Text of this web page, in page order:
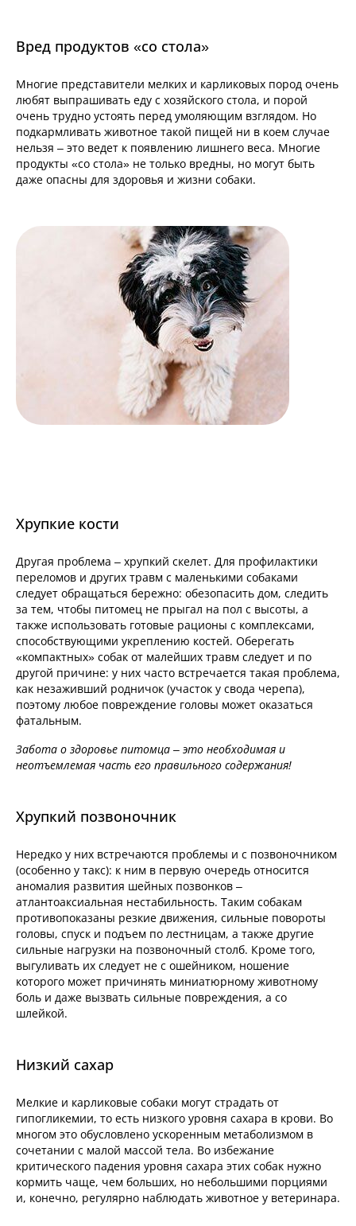
Вред продуктов «со стола»
Многие представители мелких и карликовых пород очень
любят выпрашивать еду с хозяйского стола, и порой
очень трудно устоять перед умоляющим взглядом. Но
подкармливать животное такой пищей ни в коем случае
нельзя – это ведет к появлению лишнего веса. Многие
продукты «со стола» не только вредны, но могут быть
даже опасны для здоровья и жизни собаки.
Хрупкие кости
Другая проблема – хрупкий скелет. Для профилактики
переломов и других травм с маленькими собаками
следует обращаться бережно: обезопасить дом, следить
за тем, чтобы питомец не прыгал на пол с высоты, а
также использовать готовые рационы с комплексами,
способствующими укреплению костей. Оберегать
«компактных» собак от малейших травм следует и по
другой причине: у них часто встречается такая проблема,
как незаживший родничок (участок у свода черепа),
поэтому любое повреждение головы может оказаться
фатальным.
Забота о здоровье питомца – это необходимая и
неотъемлемая часть его правильного содержания!
Хрупкий позвоночник
Нередко у них встречаются проблемы и с позвоночником
(особенно у такс): к ним в первую очередь относится
аномалия развития шейных позвонков –
атлантоаксиальная нестабильность. Таким собакам
противопоказаны резкие движения, сильные повороты
головы, спуск и подъем по лестницам, а также другие
сильные нагрузки на позвоночный столб. Кроме того,
выгуливать их следует не с ошейником, ношение
которого может причинять миниатюрному животному
боль и даже вызвать сильные повреждения, а со
шлейкой.
Низкий сахар
Мелкие и карликовые собаки могут страдать от
гипогликемии, то есть низкого уровня сахара в крови. Во
многом это обусловлено ускоренным метаболизмом в
сочетании с малой массой тела. Во избежание
критического падения уровня сахара этих собак нужно
кормить чаще, чем больших, но небольшими порциями
и, конечно, регулярно наблюдать животное у ветеринара.